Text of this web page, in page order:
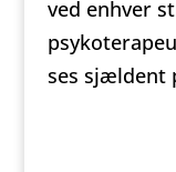
ved enhver
ses sjældent